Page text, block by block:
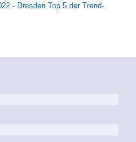
- Dresden Top 5 der Trend-